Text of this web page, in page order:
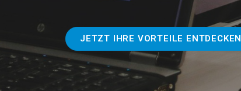
JETZT IHRE VORTEILE ENTDECKEN